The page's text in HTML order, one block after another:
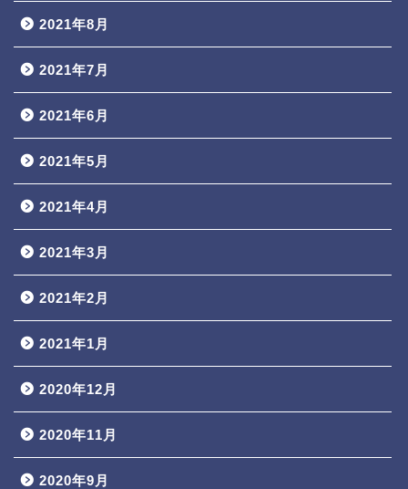
2021年8月
2021年7月
2021年6月
2021年5月
2021年4月
2021年3月
2021年2月
2021年1月
2020年12月
2020年11月
2020年9月